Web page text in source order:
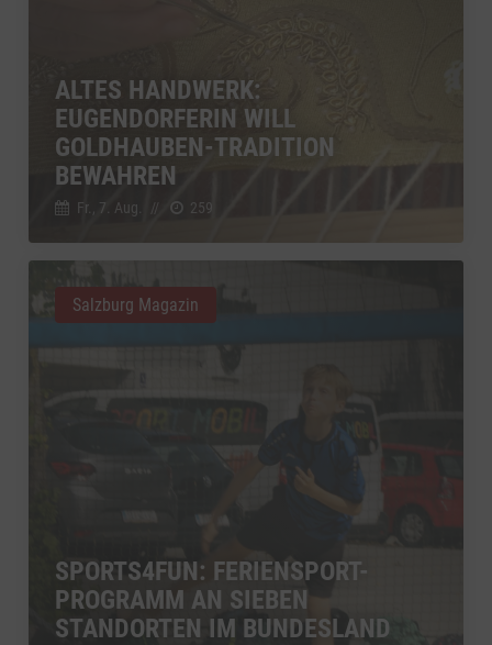
ALTES HANDWERK:
EUGENDORFERIN WILL
GOLDHAUBEN-TRADITION
BEWAHREN
Fr., 7. Aug. // 259
SPORTS4FUN: FERIENSPORT-
PROGRAMM AN SIEBEN
STANDORTEN IM BUNDESLAND
Salzburg Magazin